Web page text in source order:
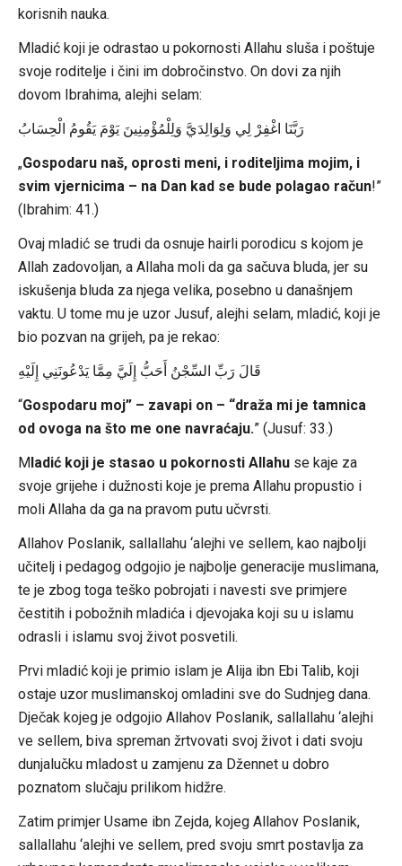
korisnih nauka.
Mladić koji je odrastao u pokornosti Allahu sluša i poštuje
svoje roditelje i čini im dobročinstvo. On dovi za njih
dovom Ibrahima, alejhi selam:
رَبَّنَا اغْفِرْ لِي وَلِوَالِدَيَّ وَلِلْمُؤْمِنِينَ يَوْمَ يَقُومُ الْحِسَابُ
„Gospodaru naš, oprosti meni, i roditeljima mojim, i
svim vjernicima – na Dan kad se bude polagao račun!”
(Ibrahim: 41.)
Ovaj mladić se trudi da osnuje hairli porodicu s kojom je
Allah zadovoljan, a Allaha moli da ga sačuva bluda, jer su
iskušenja bluda za njega velika, posebno u današnjem
vaktu. U tome mu je uzor Jusuf, alejhi selam, mladić, koji je
bio pozvan na grijeh, pa je rekao:
قَالَ رَبِّ السِّجْنُ أَحَبُّ إِلَيَّ مِمَّا يَدْعُونَنِي إِلَيْهِ
“Gospodaru moj” – zavapi on – “draža mi je tamnica
od ovoga na što me one navraćaju.” (Jusuf: 33.)
Mladić koji je stasao u pokornosti Allahuse kaje za
svoje grijehe i dužnosti koje je prema Allahu propustio i
moli Allaha da ga na pravom putu učvrsti.
Allahov Poslanik, sallallahu ‘alejhi ve sellem, kao najbolji
učitelj i pedagog odgojio je najbolje generacije muslimana,
te je zbog toga teško pobrojati i navesti sve primjere
čestitih i pobožnih mladića i djevojaka koji su u islamu
odrasli i islamu svoj život posvetili.
Prvi mladić koji je primio islam je Alija ibn Ebi Talib, koji
ostaje uzor muslimanskoj omladini sve do Sudnjeg dana.
Dječak kojeg je odgojio Allahov Poslanik, sallallahu ‘alejhi
ve sellem, biva spreman žrtvovati svoj život i dati svoju
dunjalučku mladost u zamjenu za Džennet u dobro
poznatom slučaju prilikom hidžre.
Zatim primjer Usame ibn Zejda, kojeg Allahov Poslanik,
sallallahu ‘alejhi ve sellem, pred svoju smrt postavlja za